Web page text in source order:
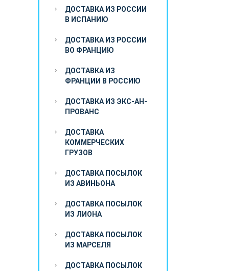
ДОСТАВКА ИЗ РОССИИ
В ИСПАНИЮ
ДОСТАВКА ИЗ РОССИИ
ВО ФРАНЦИЮ
ДОСТАВКА ИЗ
ФРАНЦИИ В РОССИЮ
ДОСТАВКА ИЗ ЭКС-АН-
ПРОВАНС
ДОСТАВКА
КОММЕРЧЕСКИХ
ГРУЗОВ
ДОСТАВКА ПОСЫЛОК
ИЗ АВИНЬОНА
ДОСТАВКА ПОСЫЛОК
ИЗ ЛИОНА
ДОСТАВКА ПОСЫЛОК
ИЗ МАРСЕЛЯ
ДОСТАВКА ПОСЫЛОК